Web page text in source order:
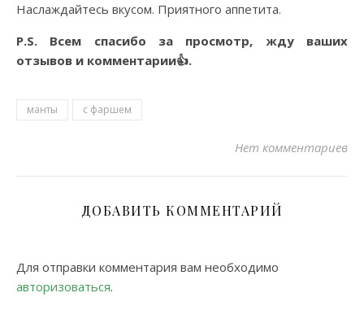
Наслаждайтесь вкусом. Приятного аппетита.
P.S. Всем спасибо за просмотр, жду ваших
отзывов и комментарии👍.
манты с фаршем
Нет комментариев
ДОБАВИТЬ КОММЕНТАРИЙ
Для отправки комментария вам необходимо
авторизоваться.